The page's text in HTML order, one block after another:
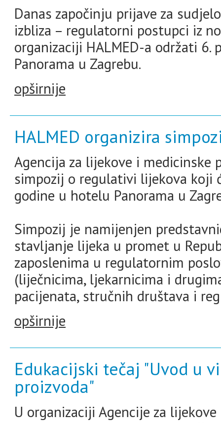
Danas započinju prijave za
izbliza – regulatorni postupci iz
organizaciji HALMED-a održati
Panorama u Zagrebu.
opširnije
HALMED organizira
Agencija za lijekove i medicinske
simpozij o regulativi lijekova koji
godine u hotelu Panorama u
Simpozij je namijenjen
stavljanje lijeka u promet u
zaposlenima u regulatornim
(liječnicima, ljekarnicima i
pacijenata, stručnih društava i
opširnije
Edukacijski tečaj "Uvod u
proizvoda"
U organizaciji Agencije za